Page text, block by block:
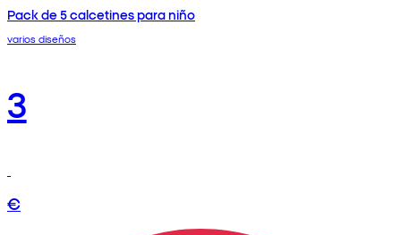
Pack de 5 calcetines para niño
varios diseños
3
€